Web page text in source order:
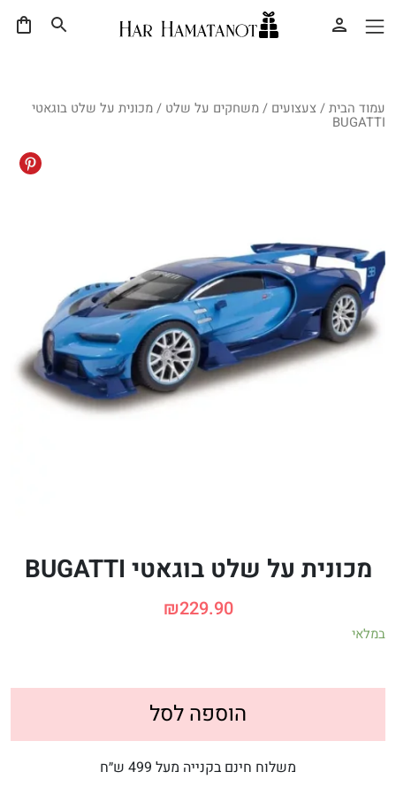
עמוד הבית/צעצועים /משחקים על שלט / מכונית על שלט בוגאטי
BUGATTI
מכונית על שלט בוגאטי BUGATTI
₪229.90
במלאי
הוספה לסל
משלוח חינם בקנייה מעל 499 ש״ח